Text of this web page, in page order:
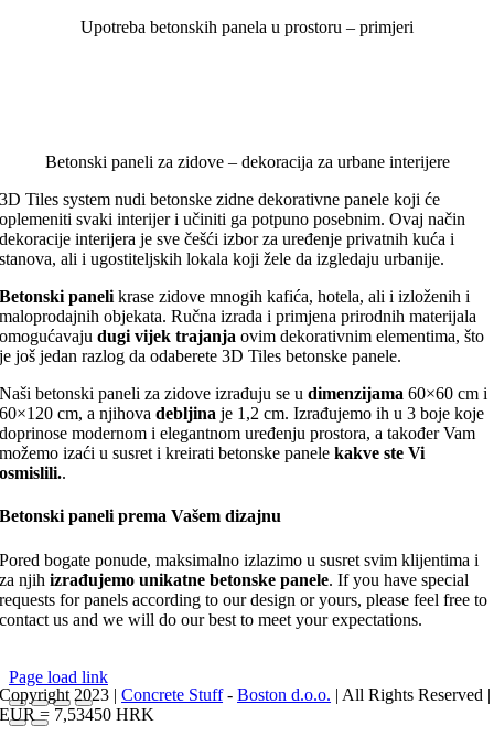
Upotreba betonskih panela u prostoru – primjeri
Betonski paneli za zidove – dekoracija za urbane interijere
3D Tiles system nudi betonske zidne dekorativne panele koji će
oplemeniti svaki interijer i učiniti ga potpuno posebnim. Ovaj način
dekoracije interijera je sve češći izbor za uređenje privatnih kuća i
stanova, ali i ugostiteljskih lokala koji žele da izgledaju urbanije.
Betonski paneli krase zidove mnogih kafića, hotela, ali i izloženih i
maloprodajnih objekata. Ručna izrada i primjena prirodnih materijala
omogućavajudugi vijek trajanja ovim dekorativnim elementima, što
je još jedan razlog da odaberete 3D Tiles betonske panele.
Naši betonski paneli za zidove izrađuju se udimenzijama 60×60 cm i
60×120 cm, a njihovadebljina je 1,2 cm. Izrađujemo ih u 3 boje koje
doprinose modernom i elegantnom uređenju prostora, a također Vam
možemo izaći u susret i kreirati betonske panelekakve ste Vi
osmislili..
Betonski paneli prema Vašem dizajnu
Pored bogate ponude, maksimalno izlazimo u susret svim klijentima i
za njihizrađujemo unikatne betonske panele. If you have special
requests for panels according to our design or yours, please feel free to
contact us and we will do our best to meet your expectations.
Copyright 2023 |Concrete Stuff-Boston d.o.o. | All Rights Reserved |
EUR = 7,53450 HRK
Page load link